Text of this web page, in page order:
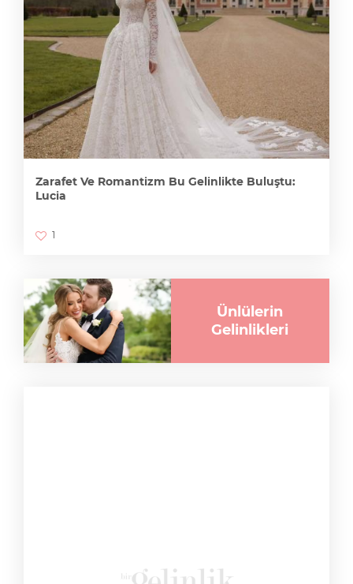
Zarafet Ve Romantizm Bu Gelinlikte Buluştu:
Lucia
1
Ünlülerin
Gelinlikleri